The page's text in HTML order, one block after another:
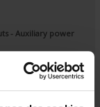
- Auxiliary power